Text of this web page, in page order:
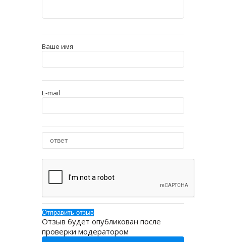
Ваше имя
E-mail
Отзыв будет опубликован после
проверки модератором